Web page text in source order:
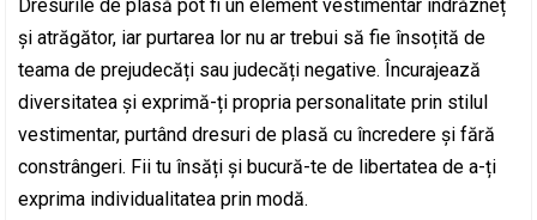
Dresurile de plasă pot fi un element vestimentar îndrăzneț
și atrăgător, iar purtarea lor nu ar trebui să fie însoțită de
teama de prejudecăți sau judecăți negative. Încurajează
diversitatea și exprimă-ți propria personalitate prin stilul
vestimentar, purtând dresuri de plasă cu încredere și fără
constrângeri. Fii tu însăți și bucură-te de libertatea de a-ți
exprima individualitatea prin modă.